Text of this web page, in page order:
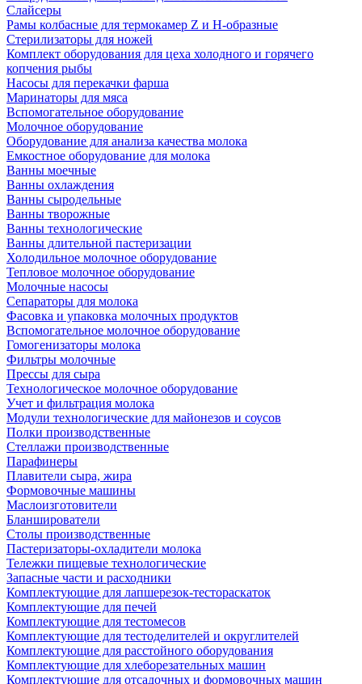
Слайсеры
Рамы колбасные для термокамер Z и H-образные
Стерилизаторы для ножей
Комплект оборудования для цеха холодного и горячего
копчения рыбы
Насосы для перекачки фарша
Маринаторы для мяса
Вспомогательное оборудование
Молочное оборудование
Оборудование для анализа качества молока
Емкостное оборудование для молока
Ванны моечные
Ванны охлаждения
Ванны сыродельные
Ванны творожные
Ванны технологические
Ванны длительной пастеризации
Холодильное молочное оборудование
Тепловое молочное оборудование
Молочные насосы
Сепараторы для молока
Фасовка и упаковка молочных продуктов
Вспомогательное молочное оборудование
Гомогенизаторы молока
Фильтры молочные
Прессы для сыра
Технологическое молочное оборудование
Учет и фильтрация молока
Модули технологические для майонезов и соусов
Полки производственные
Стеллажи производственные
Парафинеры
Плавители сыра, жира
Формовочные машины
Маслоизготовители
Бланширователи
Столы производственные
Пастеризаторы-охладители молока
Тележки пищевые технологические
Запасные части и расходники
Комплектующие для лапшерезок-тестораскаток
Комплектующие для печей
Комплектующие для тестомесов
Комплектующие для тестоделителей и округлителей
Комплектующие для расстойного оборудования
Комплектующие для хлеборезательных машин
Комплектующие для отсадочных и формовочных машин